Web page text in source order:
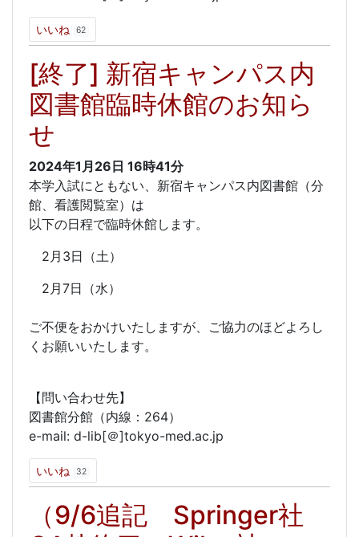
いいね 62
[終了] 新宿キャンパス内
図書館臨時休館のお知ら
せ
2024年1月26日 16時41分
本学入試にともない、新宿キャンパス内図書館（分
館、看護閲覧室）は
以下の日程で臨時休館します。
2月3日（土）
2月7日（水）
ご不便をおかけいたしますが、ご協力のほどよろし
くお願いいたします。
【問い合わせ先】
図書館分館（内線：264）
e-mail: d-lib[＠]tokyo-med.ac.jp
いいね 32
（9/6追記 Springer社